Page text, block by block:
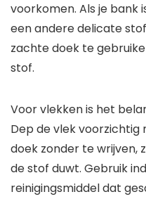
voorkomen. Als je bank
een andere delicate
zachte doek te
stof.
Voor vlekken is het
Dep de vlek
doek zonder te wrijven,
de stof duwt. Gebruik
reinigingsmiddel dat